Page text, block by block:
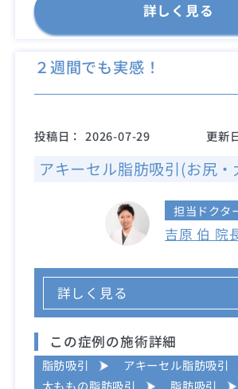
詳しく見る
２週間でも実感！
投稿日： 2026-07-29 更新
アキーセル脂肪吸引(お尻
担当ドクタ
吉原 伯 院
詳しく見る
この症例の施術詳細
脂肪吸引
アキーセル脂肪吸引
太ももの脂肪吸引
脂肪吸引